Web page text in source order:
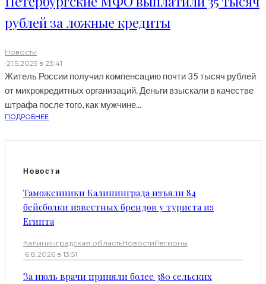
рублей за ложные кредиты
Новости
·21.5.2025 в 23:41
Житель России получил компенсацию почти 35 тысяч рублей
от микрокредитных организаций. Деньги взыскали в качестве
штрафа после того, как мужчине...
ПОДРОБНЕЕ
Новости
Таможенники Калининграда изъяли 84
бейсболки известных брендов у туриста из
Египта
Калининградская областьНовостиРегионы
·6.8.2026 в 13:51
За июль врачи приняли более 380 сельских